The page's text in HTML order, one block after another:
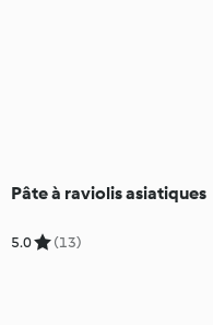
Pâte à raviolis asiatiques
5.0 (13)